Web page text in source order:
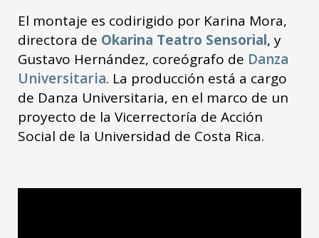
El montaje es codirigido por Karina Mora,
directora de Okarina Teatro Sensorial, y
Gustavo Hernández, coreógrafo de Danza
Universitaria. La producción está a cargo
de Danza Universitaria, en el marco de un
proyecto de la Vicerrectoría de Acción
Social de la Universidad de Costa Rica.